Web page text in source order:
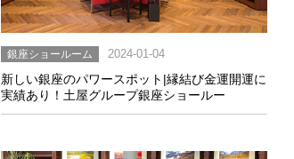
銀座ショールーム 2024-01-04
新しい銀座のパワースポット|縁結び金運開運に
実績あり！土屋グループ銀座ショールー